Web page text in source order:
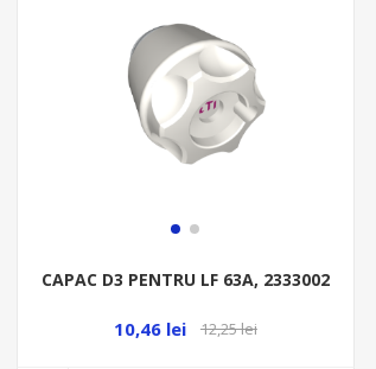
CAPAC D3 PENTRU LF 63A, 2333002
10,46 lei 12,25 lei